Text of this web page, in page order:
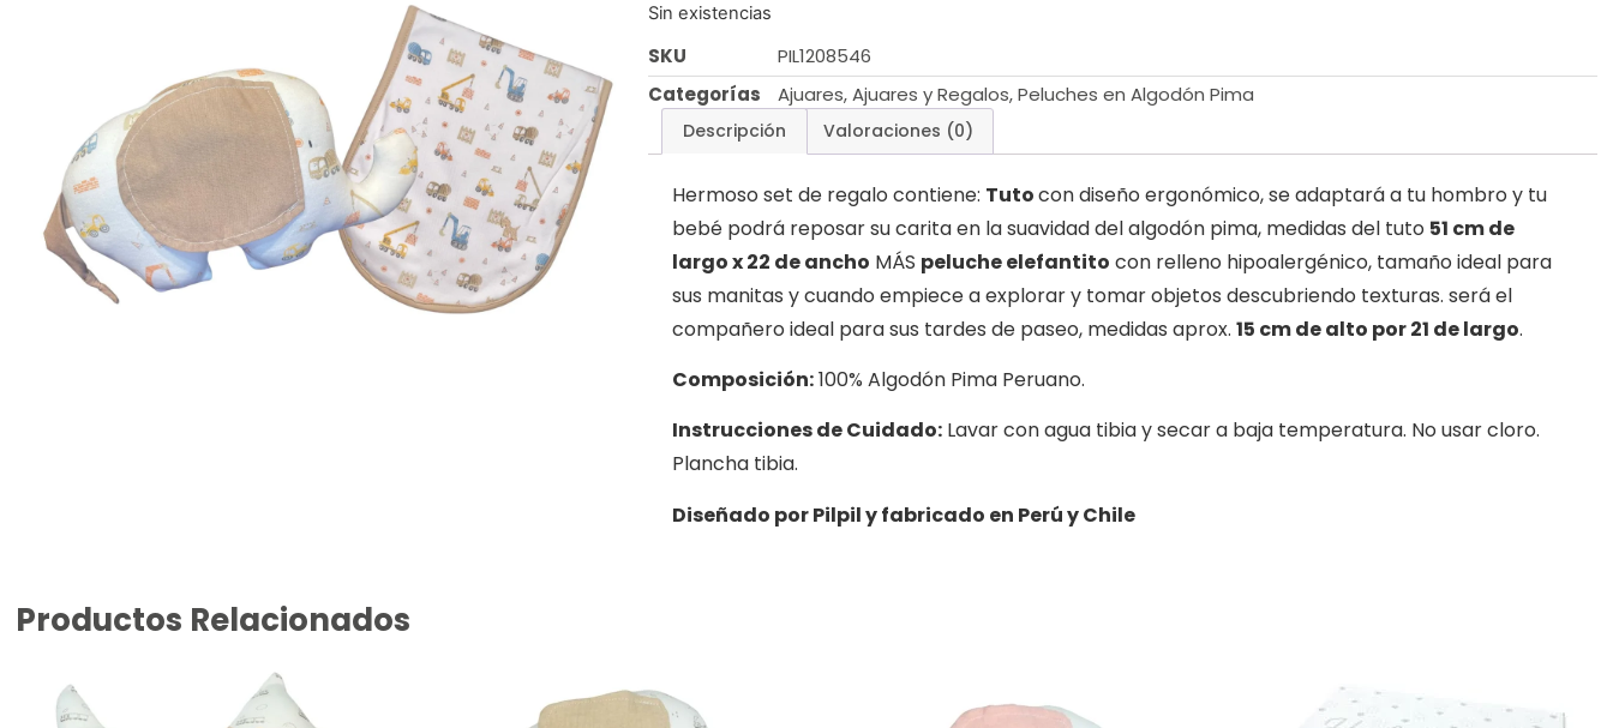
Sin existencias
SKU
PIL1208546
Categorías
Ajuares,Ajuares y Regalos,Peluches en Algodón Pima
Descripción Valoraciones (0)
Hermoso set de regalo contiene: Tutocon diseño ergonómico, se adaptará a tu hombro y tu
bebé podrá reposar su carita en la suavidad del algodón pima, medidas del tuto 51 cm de
largo x 22 de ancho MÁS peluche elefantito con relleno hipoalergénico, tamaño ideal para
sus manitas y cuando empiece a explorar y tomar objetos descubriendo texturas. será el
compañero ideal para sus tardes de paseo, medidas aprox.15 cm de alto por 21 de largo.
Composición:100% Algodón Pima Peruano.
Instrucciones de Cuidado: Lavar con agua tibia y secar a baja temperatura. No usar cloro.
Plancha tibia.
Diseñado por Pilpil y fabricado en Perú y Chile
Productos Relacionados